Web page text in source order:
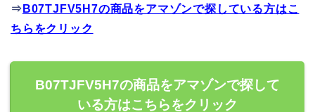
⇒ B07TJFV5H7の商品をアマゾンで探している方はこ
ちらをクリック
B07TJFV5H7の商品をアマゾンで探して
いる方はこちらをクリック